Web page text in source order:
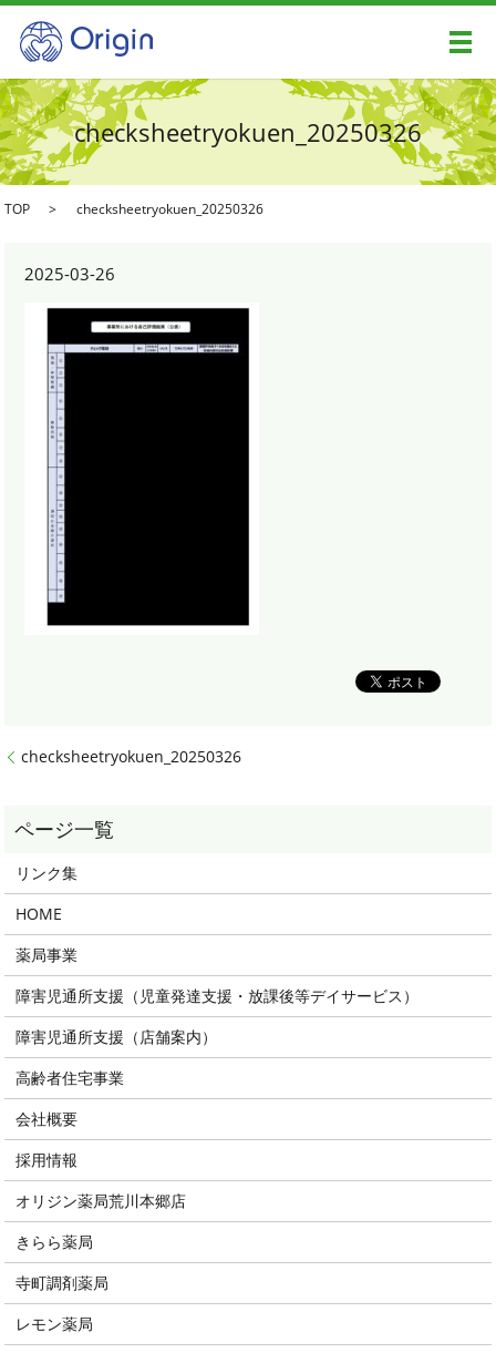
メ
checksheetryokuen_20250326
TOP checksheetryokuen_20250326
2025-03-26
checksheetryokuen_20250326
リンク集
HOME
薬局事業
障害児通所支援（児童発達支援・放課後等デイサービス）
障害児通所支援（店舗案内）
高齢者住宅事業
会社概要
採用情報
オリジン薬局荒川本郷店
きらら薬局
寺町調剤薬局
レモン薬局